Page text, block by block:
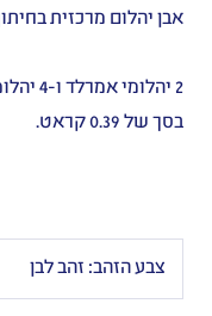
אבן יהלום מרכזית
2 יהלומיאמרלד ו-4
בסך של קראט.
צבע הזהב: זהב לבן